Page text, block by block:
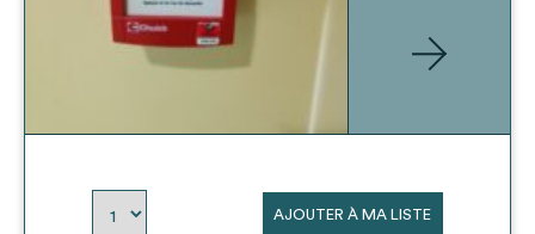
AJOUTER À MA LISTE